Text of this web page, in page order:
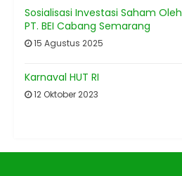
Sosialisasi Investasi Saham Oleh
PT. BEI Cabang Semarang
15 Agustus 2025
Karnaval HUT RI
12 Oktober 2023